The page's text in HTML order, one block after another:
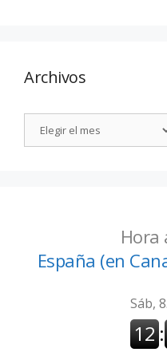
Archivos
Hora
España (en